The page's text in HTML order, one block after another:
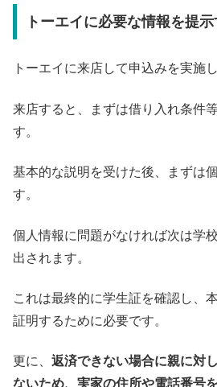
トーエイに必要な情報を提示
トーエイに来店して申込みを実施し
来店すると、まずは借り入れ条件
す。
基本的な説明を受けた後、まずは
す。
個人情報に問題がなければ次は学
出されます。
これは最終的に学生証を確認し、
証明するために必要です。
更に、 返済できない場合に親に対
ないため、実家の住所や電話番号